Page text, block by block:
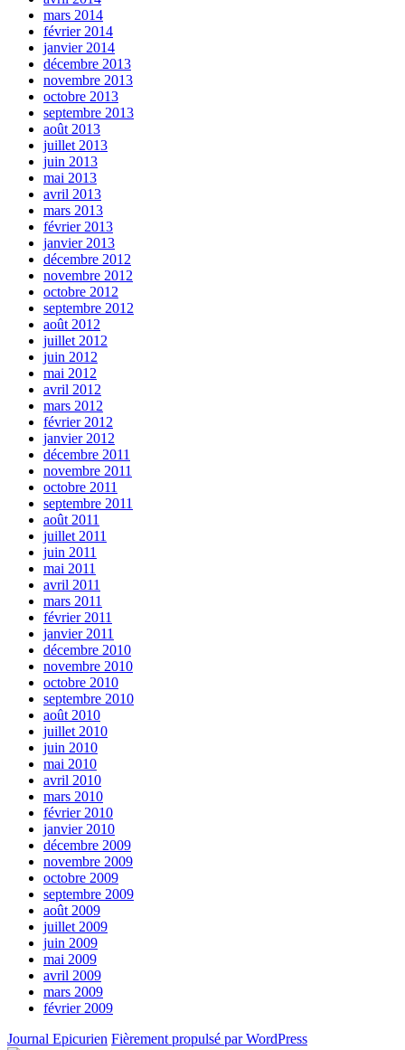
mars 2014
février 2014
janvier 2014
décembre 2013
novembre 2013
octobre 2013
septembre 2013
août 2013
juillet 2013
juin 2013
mai 2013
avril 2013
mars 2013
février 2013
janvier 2013
décembre 2012
novembre 2012
octobre 2012
septembre 2012
août 2012
juillet 2012
juin 2012
mai 2012
avril 2012
mars 2012
février 2012
janvier 2012
décembre 2011
novembre 2011
octobre 2011
septembre 2011
août 2011
juillet 2011
juin 2011
mai 2011
avril 2011
mars 2011
février 2011
janvier 2011
décembre 2010
novembre 2010
octobre 2010
septembre 2010
août 2010
juillet 2010
juin 2010
mai 2010
avril 2010
mars 2010
février 2010
janvier 2010
décembre 2009
novembre 2009
octobre 2009
septembre 2009
août 2009
juillet 2009
juin 2009
mai 2009
avril 2009
mars 2009
février 2009
Journal Epicurien Fièrement propulsé par WordPress